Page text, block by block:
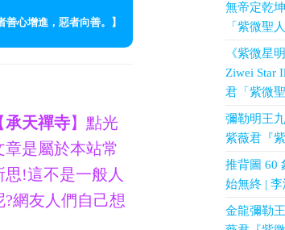
心增進，惡者向善。】
承天禪寺】點光
是屬於本站常
!這不是一般人
網友人們自己想
無帝定乾
「紫微聖
《紫微星
Ziwei Star
君「紫微
彌勒明王
紫薇君『
推背圖 60
始無終 |
金龍彌勒